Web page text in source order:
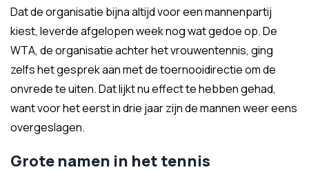
Dat de organisatie bijna altijd voor een mannenpartij
kiest, leverde afgelopen week nog wat gedoe op. De
WTA, de organisatie achter het vrouwentennis, ging
zelfs het gesprek aan met de toernooidirectie om de
onvrede te uiten. Dat lijkt nu effect te hebben gehad,
want voor het eerst in drie jaar zijn de mannen weer eens
overgeslagen.
Grote namen in het tennis